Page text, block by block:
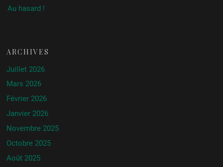
Au hasard !
ARCHIVES
Juillet 2026
Mars 2026
Février 2026
Janvier 2026
Novembre 2025
Octobre 2025
Août 2025